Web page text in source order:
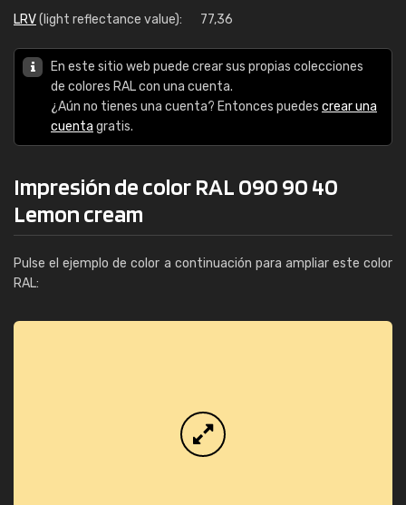
LRV(light reflectance value): 77,36
En este sitio web puede crear sus propias colecciones
de colores RAL con una cuenta.
¿Aún no tienes una cuenta? Entonces puedes crear una
cuenta gratis.
Impresión de color RAL 090 90 40
Lemon cream
Pulse el ejemplo de color a continuación para ampliar este color
RAL: